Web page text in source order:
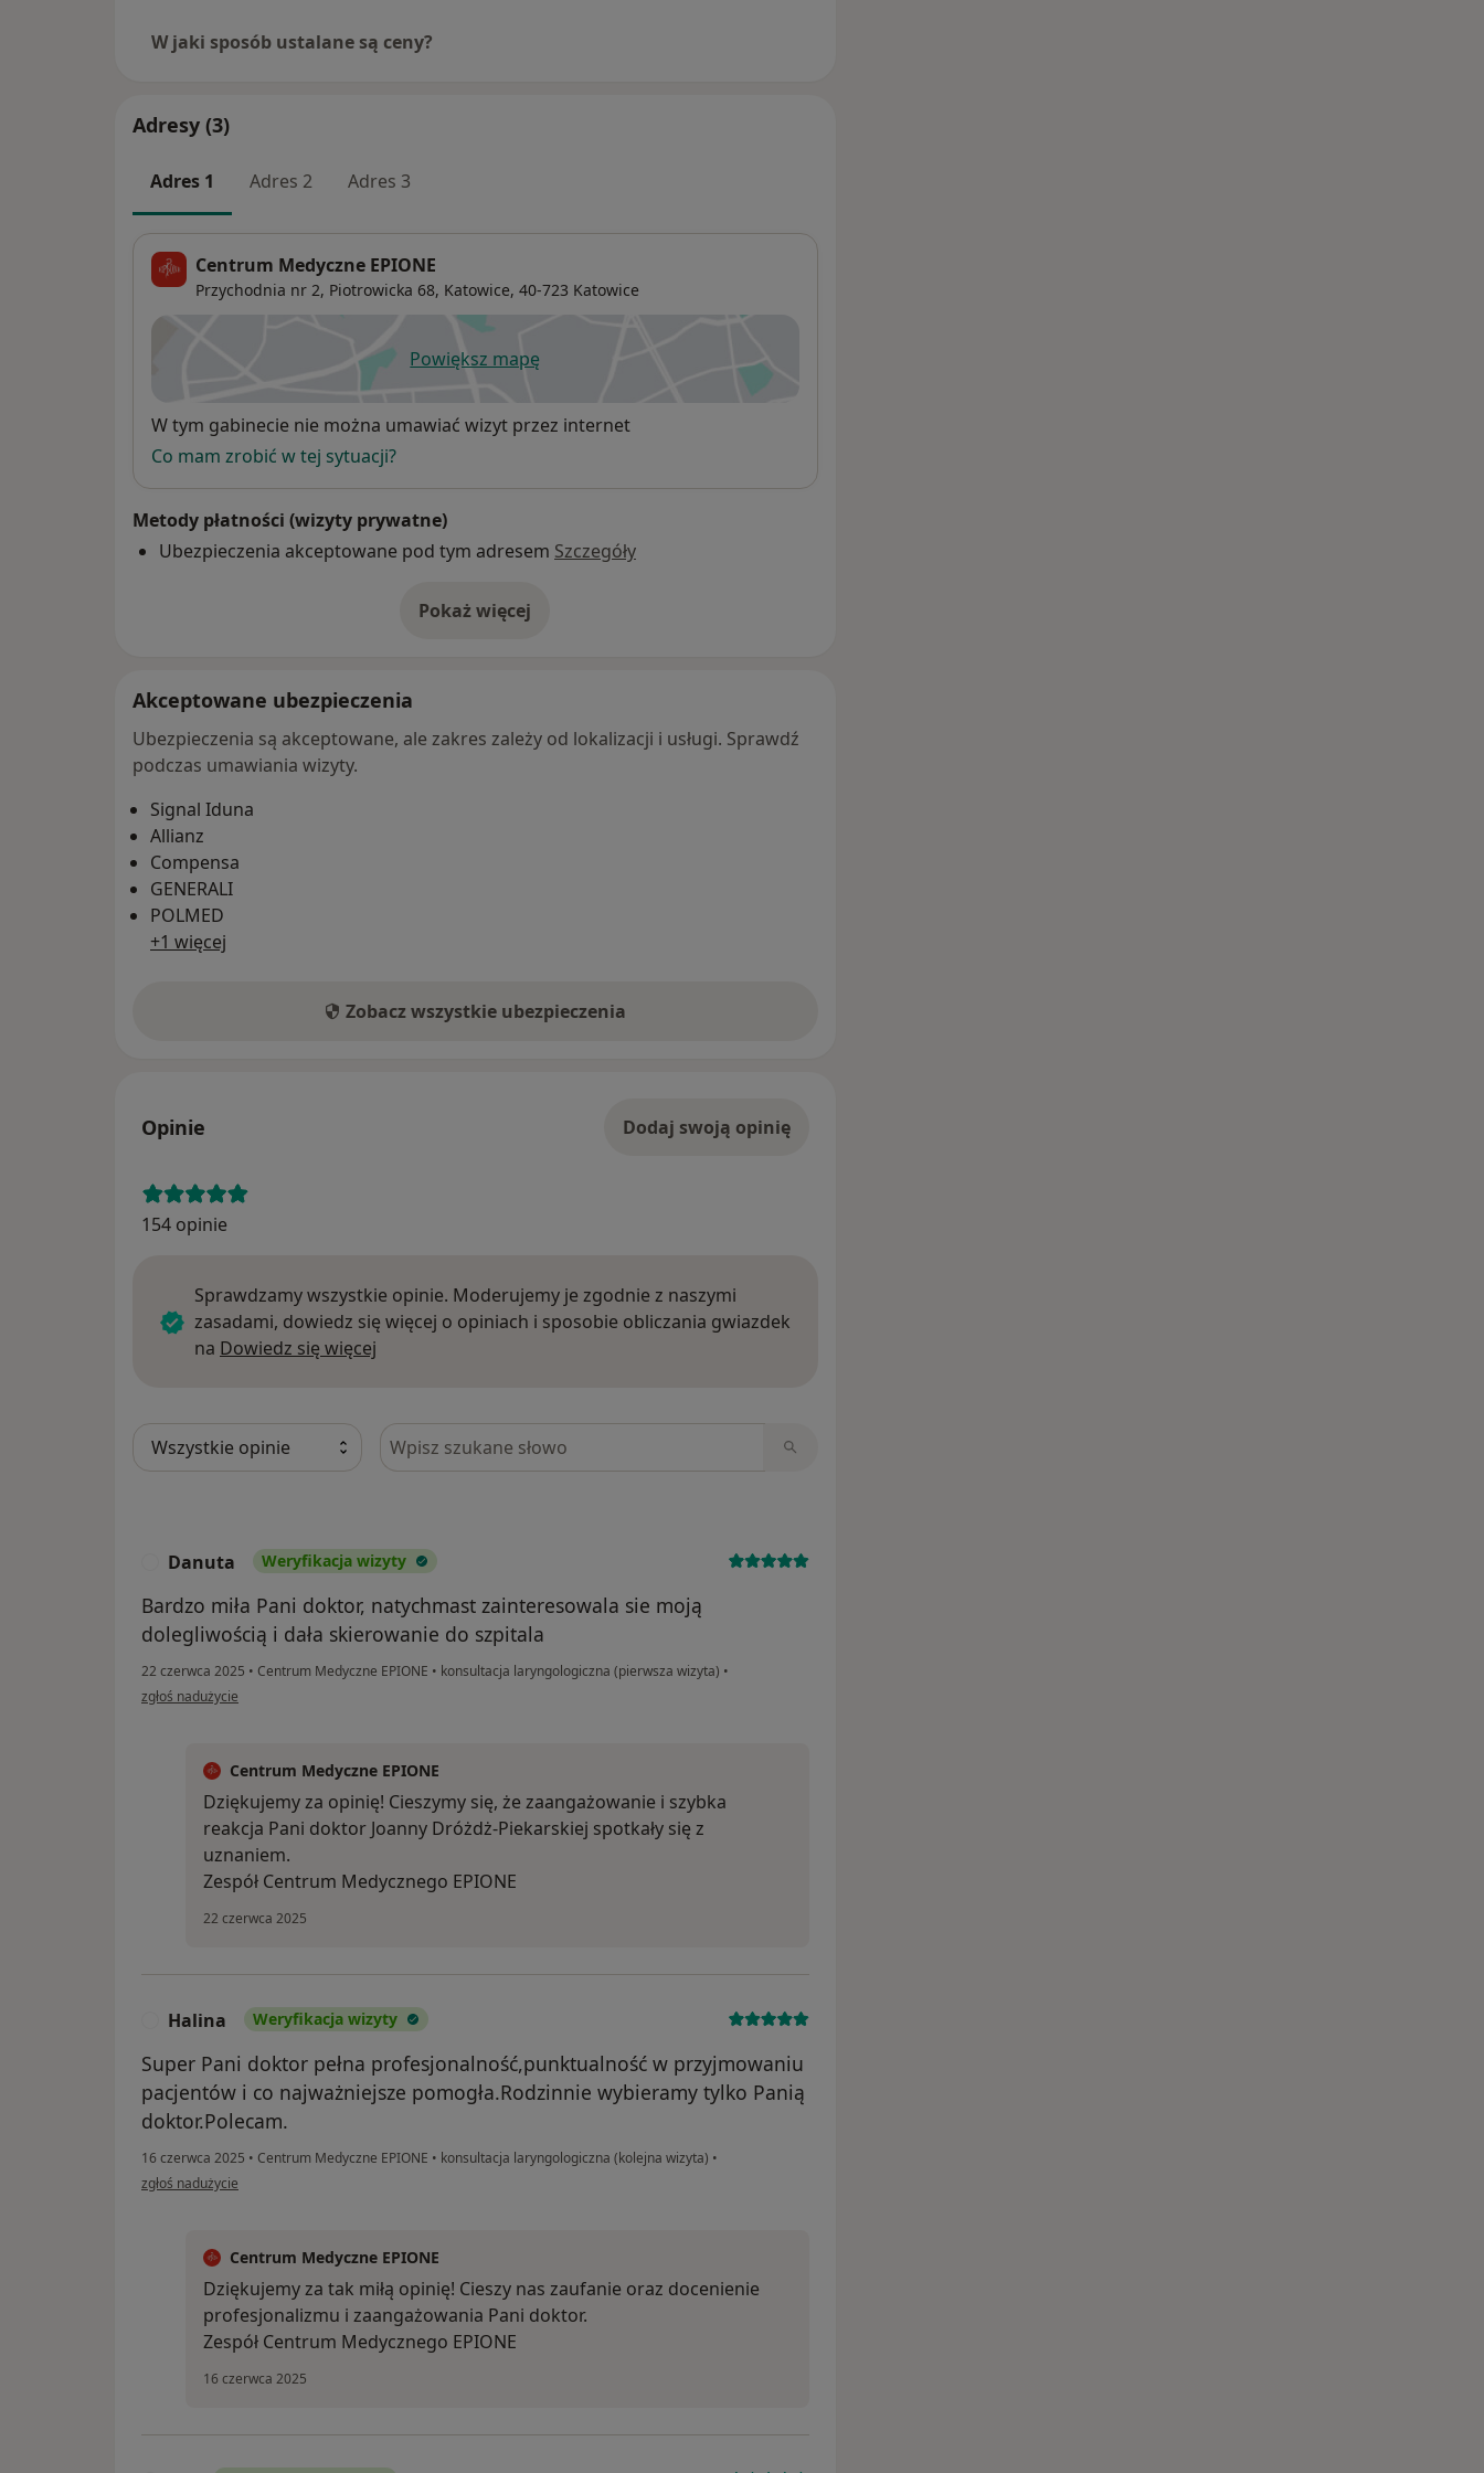
W jaki sposób ustalane są ceny?
Adresy (3)
Adres 1 Adres 2 Adres 3
Centrum Medyczne EPIONE
Przychodnia nr 2, Piotrowicka 68, Katowice, 40-723 Katowice
Powiększ mapęotwiera się w nowej karcie
Dostępność
W tym gabinecie nie można umawiać wizyt przez internet
Co mam zrobić w tej sytuacji?
Metody płatności (wizyty prywatne)
Ubezpieczenia akceptowane pod tym adresem Szczegóły
Pokaż więcej
o adresie
Akceptowane ubezpieczenia
Ubezpieczenia są akceptowane, ale zakres zależy od lokalizacji i usługi. Sprawdź
podczas umawiania wizyty.
Signal Iduna
Allianz
Compensa
GENERALI
POLMED
+1 więcej
Zobacz wszystkie ubezpieczenia
Opinie Dodaj swoją opinię
154 opinie
Sprawdzamy wszystkie opinie. Moderujemy je zgodnie z naszymi
zasadami, dowiedz się więcej o opiniach i sposobie obliczania gwiazdek
na Dowiedz się więcej
Szukaj w opiniach
Danuta Weryfikacja wizyty
Bardzo miła Pani doktor, natychmast zainteresowala sie moją
dolegliwością i dała skierowanie do szpitala
22 czerwca 2025 • Centrum Medyczne EPIONE • konsultacja laryngologiczna (pierwsza wizyta) •
w opinii użytkownika Danuta
zgłoś nadużycie
Centrum Medyczne EPIONE
Dziękujemy za opinię! Cieszymy się, że zaangażowanie i szybka
reakcja Pani doktor Joanny Dróżdż-Piekarskiej spotkały się z
uznaniem.
Zespół Centrum Medycznego EPIONE
22 czerwca 2025
Halina Weryfikacja wizyty
Super Pani doktor pełna profesjonalność,punktualność w przyjmowaniu
pacjentów i co najważniejsze pomogła.Rodzinnie wybieramy tylko Panią
doktor.Polecam.
16 czerwca 2025 • Centrum Medyczne EPIONE • konsultacja laryngologiczna (kolejna wizyta) •
w opinii użytkownika Halina
zgłoś nadużycie
Centrum Medyczne EPIONE
Dziękujemy za tak miłą opinię! Cieszy nas zaufanie oraz docenienie
profesjonalizmu i zaangażowania Pani doktor.
Zespół Centrum Medycznego EPIONE
16 czerwca 2025